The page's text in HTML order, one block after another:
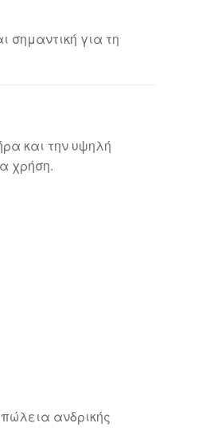
σημαντική για τη
και την υψηλή
χρήση.
ανδρικής